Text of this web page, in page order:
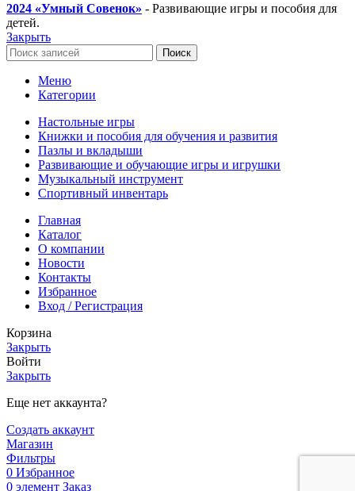
2024 «Умный Совенок» - Развивающие игры и пособия для
детей.
Закрыть
Поиск
Меню
Категории
Настольные игры
Книжки и пособия для обучения и развития
Пазлы и вкладыши
Развивающие и обучающие игры и игрушки
Музыкальный инструмент
Спортивный инвентарь
Главная
Каталог
О компании
Новости
Контакты
Избранное
Вход / Регистрация
Корзина
Закрыть
Войти
Закрыть
Еще нет аккаунта?
Создать аккаунт
Магазин
Фильтры
0 Избранное
0 элемент Заказ